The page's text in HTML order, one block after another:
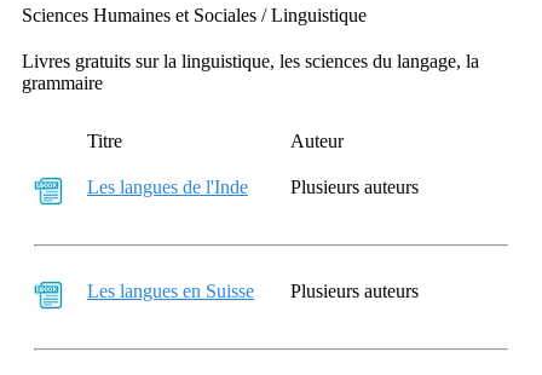
Sciences Humaines et Sociales / Linguistique
Livres gratuits sur la linguistique, les sciences du langage, la
grammaire
Titre Auteur
Les langues de l'Inde Plusieurs auteurs
Les langues en Suisse Plusieurs auteurs